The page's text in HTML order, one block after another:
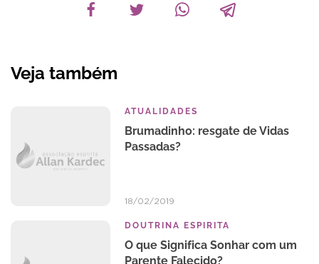
Veja também
ATUALIDADES
Brumadinho: resgate de Vidas
Passadas?
18/02/2019
DOUTRINA ESPIRITA
O que Significa Sonhar com um
Parente Falecido?